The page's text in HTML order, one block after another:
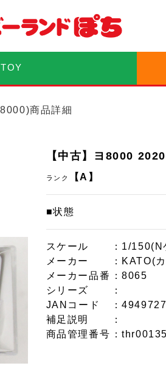
TOY
商品詳細
【中古】ヨ8000
ランク 【A】
■状態
スケール
：1/150(N
メーカー
：KATO(
メーカー品番
：8065
シリーズ
：
JANコード
：
補足説明
：
商品管理番号 ：